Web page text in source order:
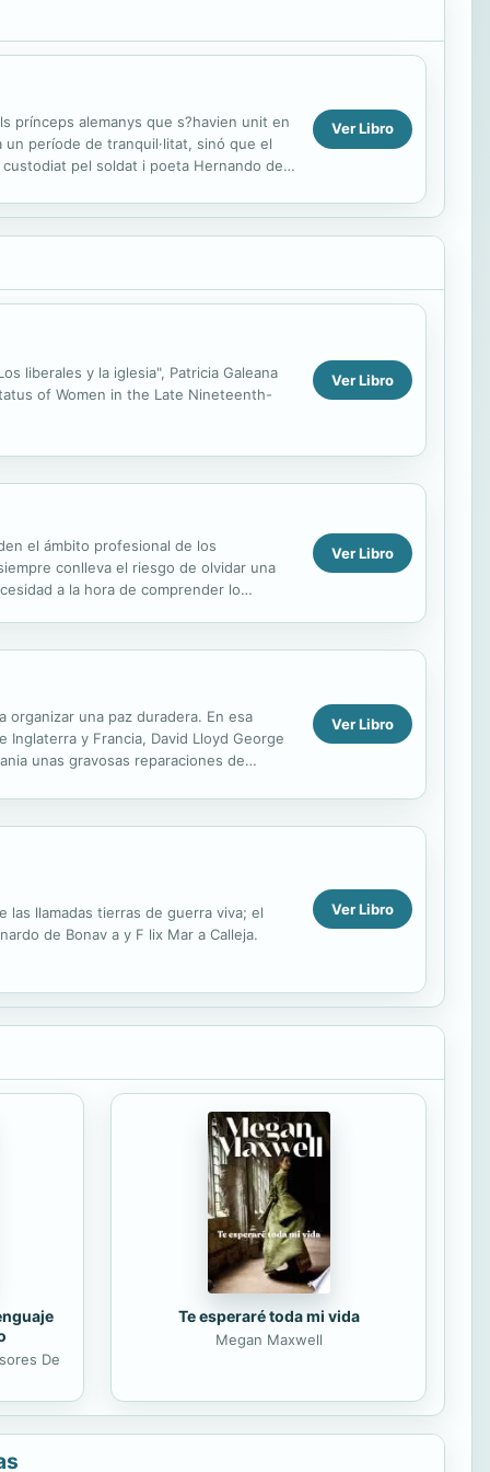
prínceps alemanys que s?havien unit en
un període de tranquil·litat, sinó que el
pel soldat i poeta Hernando de
Ver Libro
liberales y la iglesia", Patricia Galeana
of Women in the Late Nineteenth-
Ver Libro
el ámbito profesional de los
conlleva el riesgo de olvidar una
a la hora de comprender lo
Ver Libro
una paz duradera. En esa
y Francia, David Lloyd George
unas gravosas reparaciones de
Ver Libro
llamadas tierras de guerra viva; el
de Bonav a y F lix Mar a Calleja.
Ver Libro
De
Te esperaré toda mi vida
Megan Maxwell